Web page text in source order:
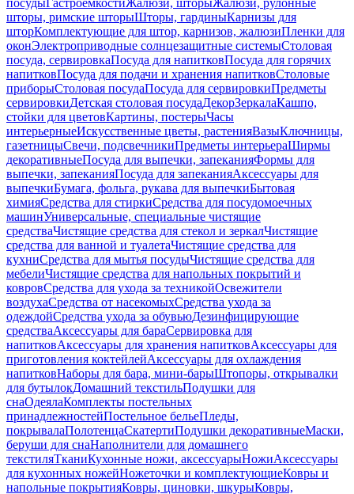
посудыГастроемкостиЖалюзи, шторыЖалюзи, рулонные
шторы, римские шторыШторы, гардиныКарнизы для
шторКомплектующие для штор, карнизов, жалюзиПленки для
оконЭлектроприводные солнцезащитные системыСтоловая
посуда, сервировкаПосуда для напитковПосуда для горячих
напитковПосуда для подачи и хранения напитковСтоловые
приборыСтоловая посудаПосуда для сервировкиПредметы
сервировкиДетская столовая посудаДекорЗеркалаКашпо,
стойки для цветовКартины, постерыЧасы
интерьерныеИскусственные цветы, растенияВазыКлючницы,
газетницыСвечи, подсвечникиПредметы интерьераШирмы
декоративныеПосуда для выпечки, запеканияФормы для
выпечки, запеканияПосуда для запеканияАксессуары для
выпечкиБумага, фольга, рукава для выпечкиБытовая
химияСредства для стиркиСредства для посудомоечных
машинУниверсальные, специальные чистящие
средстваЧистящие средства для стекол и зеркалЧистящие
средства для ванной и туалетаЧистящие средства для
кухниСредства для мытья посудыЧистящие средства для
мебелиЧистящие средства для напольных покрытий и
ковровСредства для ухода за техникойОсвежители
воздухаСредства от насекомыхСредства ухода за
одеждойСредства ухода за обувьюДезинфицирующие
средстваАксессуары для бараСервировка для
напитковАксессуары для хранения напитковАксессуары для
приготовления коктейлейАксессуары для охлаждения
напитковНаборы для бара, мини-барыШтопоры, открывалки
для бутылокДомашний текстильПодушки для
снаОдеялаКомплекты постельных
принадлежностейПостельное бельеПледы,
покрывалаПолотенцаСкатертиПодушки декоративныеМаски,
беруши для снаНаполнители для домашнего
текстиляТканиКухонные ножи, аксессуарыНожиАксессуары
для кухонных ножейНожеточки и комплектующиеКовры и
напольные покрытияКовры, циновки, шкурыКовры,